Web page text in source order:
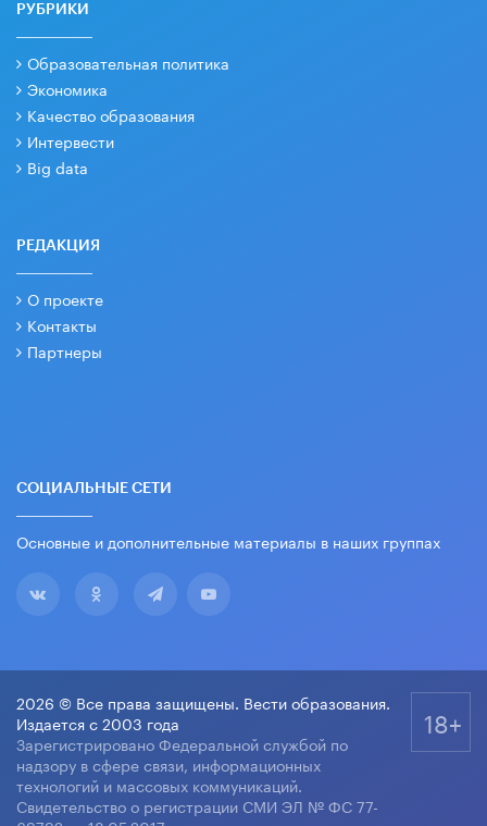
РУБРИКИ
Образовательная политика
Экономика
Качество образования
Интервести
Big data
РЕДАКЦИЯ
О проекте
Контакты
Партнеры
СОЦИАЛЬНЫЕ СЕТИ
Основные и дополнительные материалы в наших группах
2026 © Все права защищены. Вести образования.
Издается с 2003 года
Зарегистрировано Федеральной службой по
надзору в сфере связи, информационных
технологий и массовых коммуникаций.
Свидетельство о регистрации СМИ ЭЛ № ФС 77-
18+